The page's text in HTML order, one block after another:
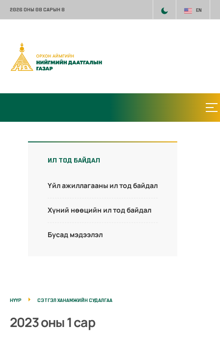
2026 ОНЫ 08 САРЫН 8 EN
ИЛ ТОД БАЙДАЛ
Үйл ажиллагааны ил тод байдал
Хүний нөөцийн ил тод байдал
Бусад мэдээлэл
НҮҮР СЭТГЭЛ ХАНАМЖИЙН СУДАЛГАА
2023 оны 1 сар